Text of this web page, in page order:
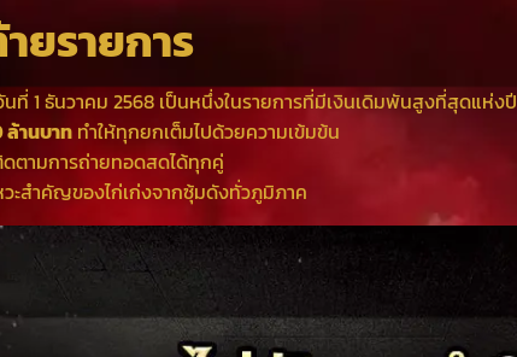
ยรายการ
ที่ 1 ธันวาคม 2568 เป็นหนึ่งในรายการที่มีเงินเดิมพันสูงที่สุดแห่งปี
ล้านบาท ทำให้ทุกยกเต็มไปด้วยความเข้มข้น
ตามการถ่ายทอดสดได้ทุกคู่
ะสำคัญของไก่เก่งจากซุ้มดังทั่วภูมิภาค